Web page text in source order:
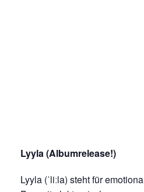
Lyyla (Albumrelease!)
Lyyla (ˈliːla) steht für